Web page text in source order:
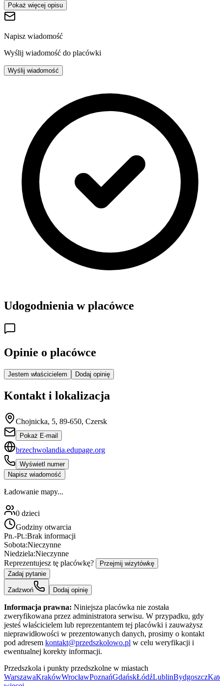
Pokaż więcej opisu
Napisz wiadomość
Wyślij wiadomość do placówki
Wyślij wiadomość
Udogodnienia w placówce
Opinie o placówce
Jestem właścicielem Dodaj opinię
Kontakt i lokalizacja
Chojnicka, 5, 89-650, Czersk
Pokaż E-mail
brzechwolandia.edupage.org
Wyświetl numer
Napisz wiadomość
Ładowanie mapy...
0 dzieci
Godziny otwarcia
Pn.-Pt.:Brak informacji
Sobota:Nieczynne
Niedziela:Nieczynne
Reprezentujesz tę placówkę?
Przejmij wizytówkę
Zadaj pytanie
Zadzwoń Dodaj opinię
Informacja prawna: Niniejsza placówka nie została
zweryfikowana przez administratora serwisu. W przypadku, gdy
jesteś właścicielem lub reprezentantem tej placówki i zauważysz
nieprawidłowości w prezentowanych danych, prosimy o kontakt
pod adresem kontakt@przedszkolowo.pl w celu weryfikacji i
ewentualnej korekty informacji.
Przedszkola i punkty przedszkolne w miastach
WarszawaKrakówWrocławPoznańGdańskŁódźLublinBydgoszcz